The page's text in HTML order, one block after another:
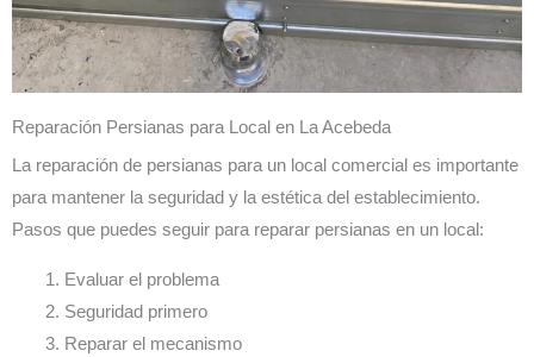
Reparación Persianas para Local en La Acebeda
La reparación de persianas para un local comercial es importante
para mantener la seguridad y la estética del establecimiento.
Pasos que puedes seguir para reparar persianas en un local:
Evaluar el problema
Seguridad primero
Reparar el mecanismo